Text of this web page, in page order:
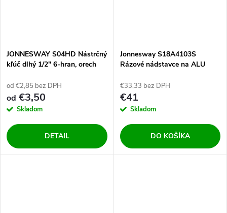
JONNESWAY S04HD Nástrčný
kľúč dlhý 1/2" 6-hran, orech
od €2,85 bez DPH
od €3,50
Skladom
DETAIL
Jonnesway S18A4103S
Rázové nádstavce na ALU
€33,33 bez DPH
€41
Skladom
DO KOŠÍKA